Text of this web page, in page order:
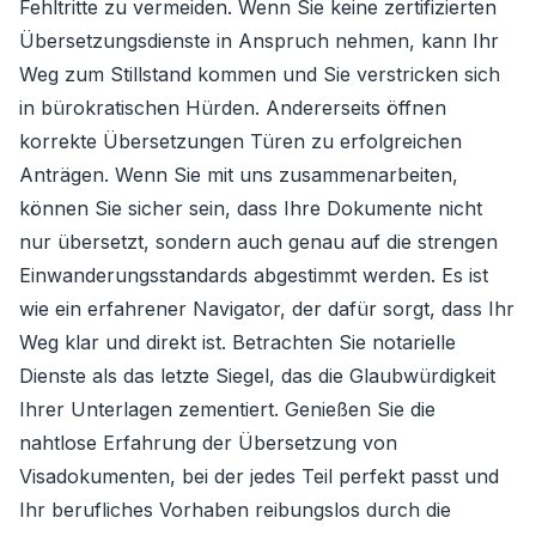
Fehltritte zu vermeiden. Wenn Sie keine zertifizierten
Übersetzungsdienste in Anspruch nehmen, kann Ihr
Weg zum Stillstand kommen und Sie verstricken sich
in bürokratischen Hürden. Andererseits öffnen
korrekte Übersetzungen Türen zu erfolgreichen
Anträgen. Wenn Sie mit uns zusammenarbeiten,
können Sie sicher sein, dass Ihre Dokumente nicht
nur übersetzt, sondern auch genau auf die strengen
Einwanderungsstandards abgestimmt werden. Es ist
wie ein erfahrener Navigator, der dafür sorgt, dass Ihr
Weg klar und direkt ist. Betrachten Sie notarielle
Dienste als das letzte Siegel, das die Glaubwürdigkeit
Ihrer Unterlagen zementiert. Genießen Sie die
nahtlose Erfahrung der Übersetzung von
Visadokumenten, bei der jedes Teil perfekt passt und
Ihr berufliches Vorhaben reibungslos durch die